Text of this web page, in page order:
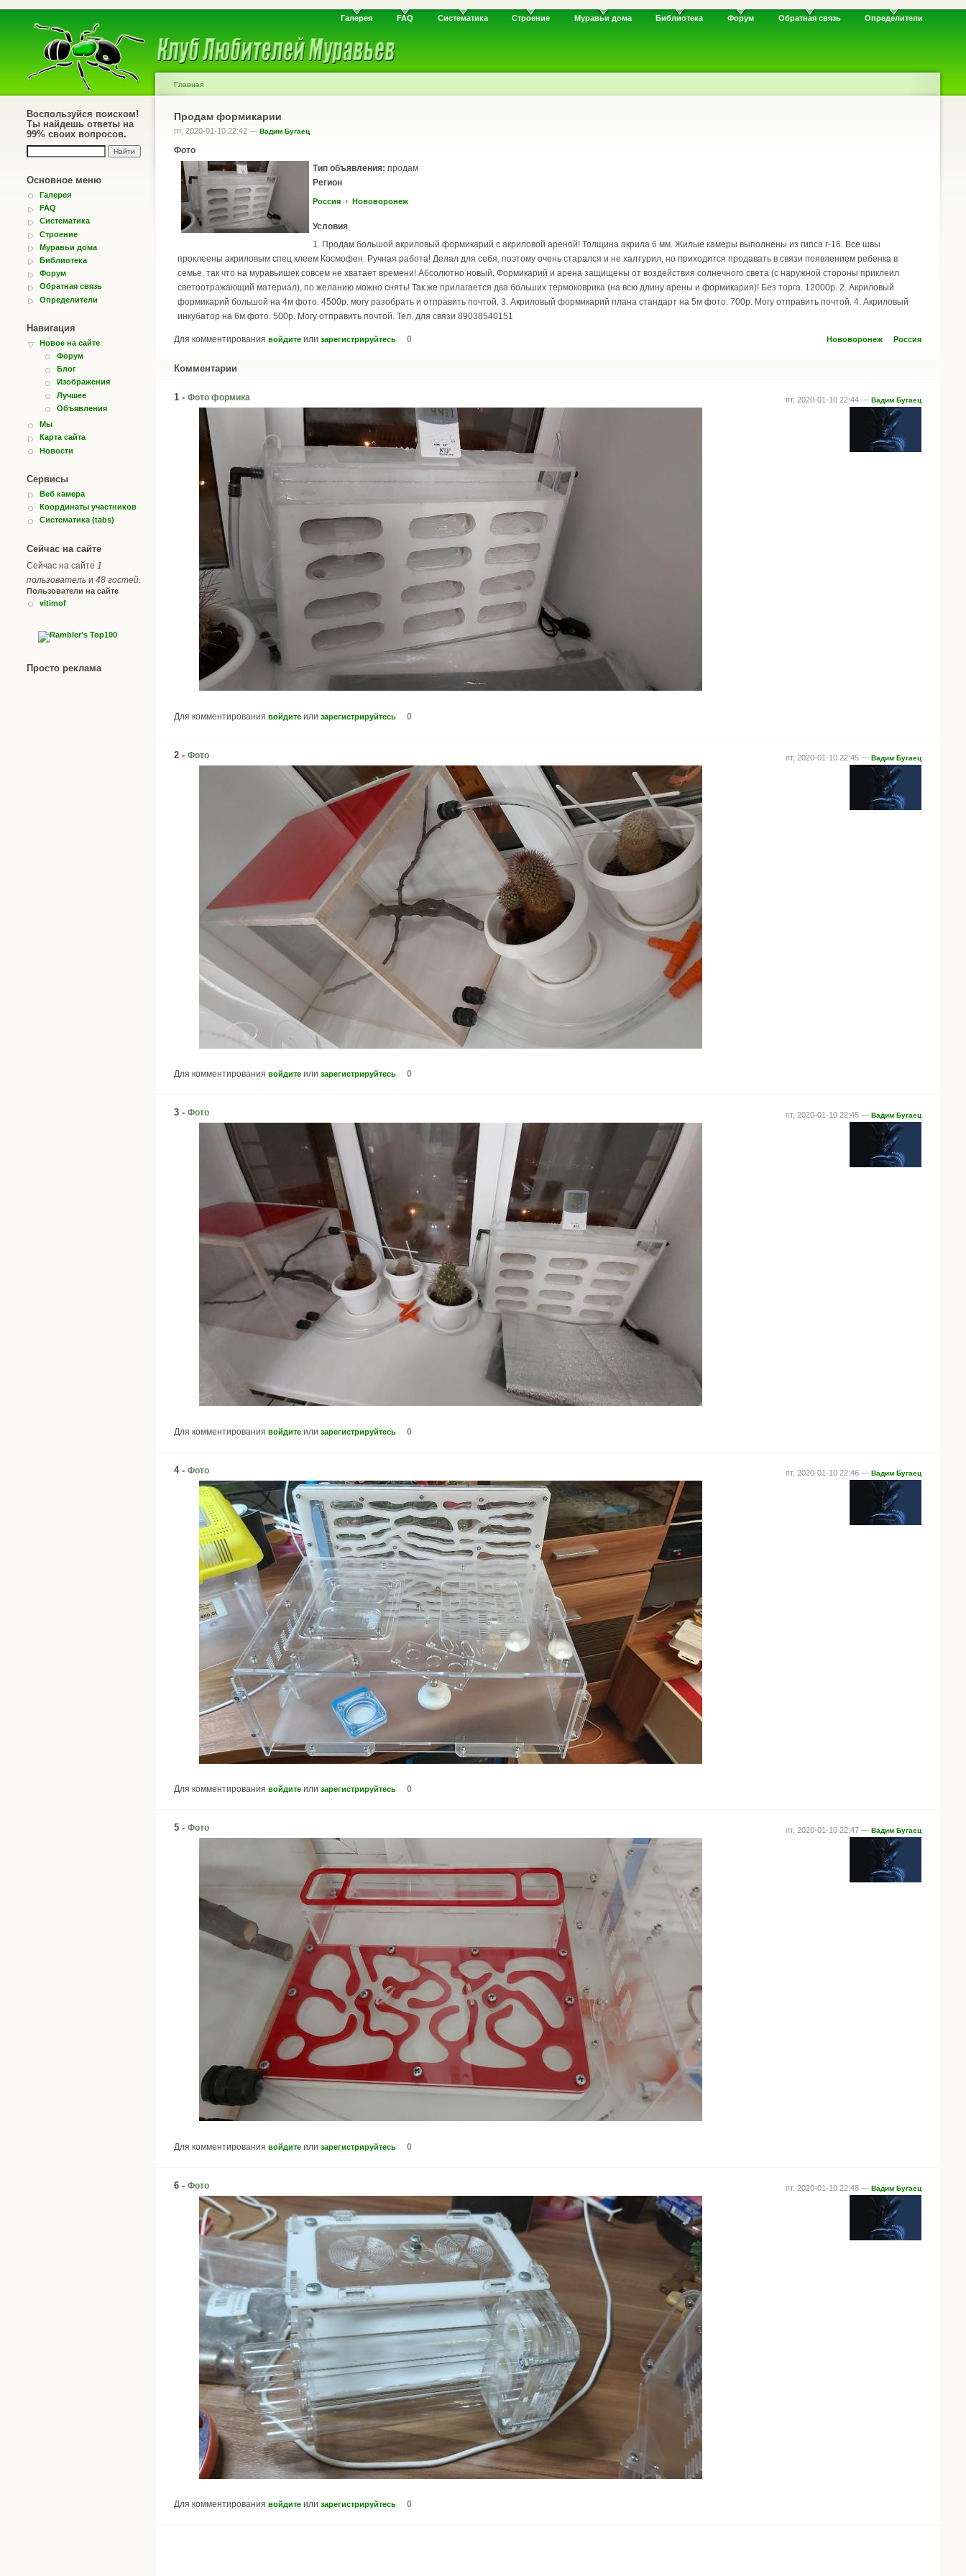
Галерея FAQ Систематика Строение Муравьи дома Библиотека Форум Обратная связь Определители
Воспользуйся поиском!
Ты найдешь ответы на
99% своих вопросов.
Основное меню
Галерея
FAQ
Систематика
Строение
Муравьи дома
Библиотека
Форум
Обратная связь
Определители
Навигация
Новое на сайте
Форум
Блог
Изображения
Лучшее
Объявления
Мы
Карта сайта
Новости
Сервисы
Веб камера
Координаты участников
Систематика (tabs)
Сейчас на сайте
Сейчас на сайте 1
пользователь и 48 гостей
Пользователи на сайте
vitimof
Просто реклама
Главная
Продам формикарии
пт, 2020-01-10 22:42 — Вадим Бугаец
Фото
Тип объявления: продам
Регион
Россия › Нововоронеж
Условия
1. Продам большой акриловый формикарий с акриловой ареной! Толщина акрила 6 мм. Жилые камеры выполнены из гипса г-16. Все швы
проклеены акриловым спец клеем Космофен. Ручная работа! Делал для себя, поэтому очень старался и не халтурил, но приходится продавать в связи появлением ребенка в
семье, так что на муравьишек совсем не хватает времени! Абсолютно новый. Формикарий и арена защищены от воздействия солнечного света (с наружной стороны приклеил
светоотражающий материал), по желанию можно снять! Так же прилагается два больших термоковрика (на всю длину арены и формикария)! Без торга. 12000р. 2. Акриловый
формикарий большой на 4м фото. 4500р. могу разобрать и отправить почтой. 3. Акриловый формикарий плана стандарт на 5м фото. 700р. Могу отправить почтой. 4. Акриловый
инкубатор на 6м фото. 500р. Могу отправить почтой. Тел. для связи 89038540151
Нововоронеж Россия
Для комментирования войдите или зарегистрируйтесь 0
Комментарии
пт, 2020-01-10 22:44 — Вадим Бугаец
1 - Фото формика
Для комментирования войдите или зарегистрируйтесь 0
пт, 2020-01-10 22:45 — Вадим Бугаец
2 - Фото
Для комментирования войдите или зарегистрируйтесь 0
пт, 2020-01-10 22:45 — Вадим Бугаец
3 - Фото
Для комментирования войдите или зарегистрируйтесь 0
пт, 2020-01-10 22:46 — Вадим Бугаец
4 - Фото
Для комментирования войдите или зарегистрируйтесь 0
пт, 2020-01-10 22:47 — Вадим Бугаец
5 - Фото
Для комментирования войдите или зарегистрируйтесь 0
пт, 2020-01-10 22:48 — Вадим Бугаец
6 - Фото
Для комментирования войдите или зарегистрируйтесь 0